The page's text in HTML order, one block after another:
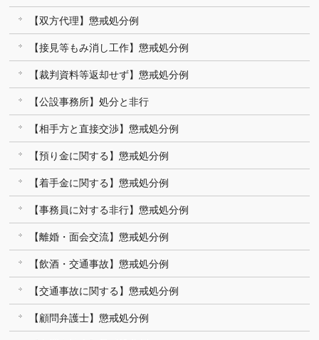
【双方代理】懲戒処分例
【接見等もみ消し工作】懲戒処分例
【裁判資料等返却せず】懲戒処分例
【公設事務所】処分と非行
【相手方と直接交渉】懲戒処分例
【預り金に関する】懲戒処分例
【着手金に関する】懲戒処分例
【事務員に対する非行】懲戒処分例
【離婚・面会交流】懲戒処分例
【飲酒・交通事故】懲戒処分例
【交通事故に関する】懲戒処分例
【顧問弁護士】懲戒処分例